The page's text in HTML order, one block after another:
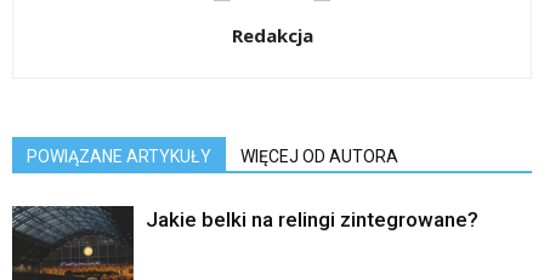
Redakcja
POWIĄZANE ARTYKUŁY WIĘCEJ OD AUTORA
Jakie belki na relingi zintegrowane?